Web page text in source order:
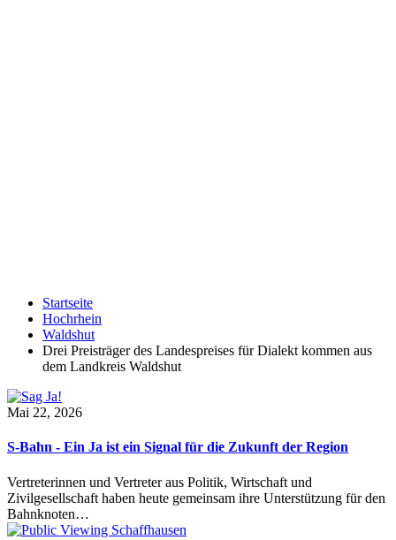
Startseite
Hochrhein
Waldshut
Drei Preisträger des Landespreises für Dialekt kommen aus
dem Landkreis Waldshut
Mai 22, 2026
S-Bahn - Ein Ja ist ein Signal für die Zukunft der Region
Vertreterinnen und Vertreter aus Politik, Wirtschaft und
Zivilgesellschaft haben heute gemeinsam ihre Unterstützung für den
Bahnknoten…